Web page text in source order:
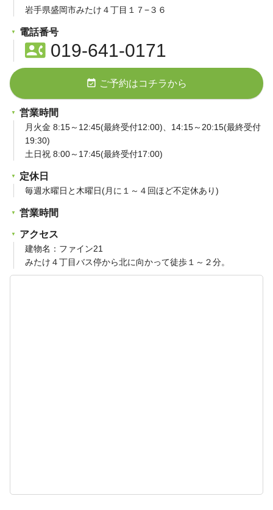
岩手県盛岡市みたけ４丁目１７−３６
電話番号
contact_phone019-641-0171
event_available ご予約はコチラから
営業時間
月火金 8:15～12:45(最終受付12:00)、14:15～20:15(最終受付
19:30)
土日祝 8:00～17:45(最終受付17:00)
定休日
毎週水曜日と木曜日(月に１～４回ほど不定休あり)
営業時間
アクセス
建物名：ファイン21
みたけ４丁目バス停から北に向かって徒歩１～２分。